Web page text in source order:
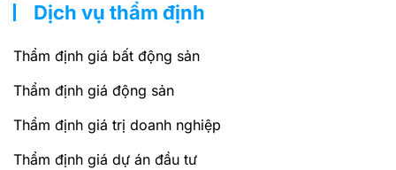
Dịch vụ thẩm định
Thẩm định giá bất động sản
Thẩm định giá động sản
Thẩm định giá trị doanh nghiệp
Thẩm định giá dự án đầu tư